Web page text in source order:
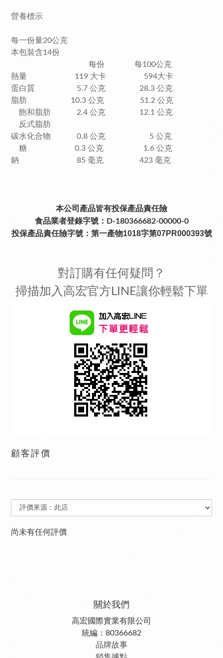
營養標示
每一份量20公克
本包裝含14份
每份 每100公克
熱量 119 大卡 594大卡
蛋白質 5.7 公克 28.3 公克
脂肪 10.3 公克 51.2 公克
飽和脂肪 2.4 公克 12.1 公克
反式脂肪
碳水化合物 0.8 公克 5 公克
糖 0.3 公克 1.6 公克
鈉 85 毫克 423 毫克
本公司產品皆有投保產品責任險
食品業者登錄字號：D-180366682-00000-0
投保產品責任險字號： 第一產物1018字第07PR000393號
對訂購有任何疑問？
掃描加入高宏官方LINE讓你輕鬆下單
顧客評價
尚未有任何評價
關於我們
高宏國際實業有限公司
統編：80366682
品牌故事